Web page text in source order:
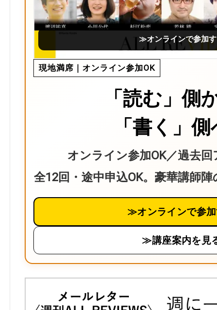
≫オンラインで参加
現地満席｜オンライン参加OK
「読む」側
「書く」
オンライン参加OK／過去
全12回・途中申込OK。豪華講師
≫オンラインで参
≫講座案内を見